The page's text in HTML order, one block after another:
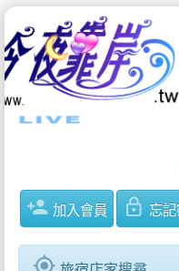
person_add 加入會員 lock_outline 忘
gps_fixed